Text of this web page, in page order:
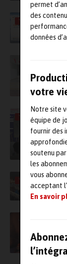
permet
des
données
votre
Notre site
équipe de
fournir des
soutenu
les
vous
acceptant
En savoir
VIDÉO
VIDÉO
VIDÉO